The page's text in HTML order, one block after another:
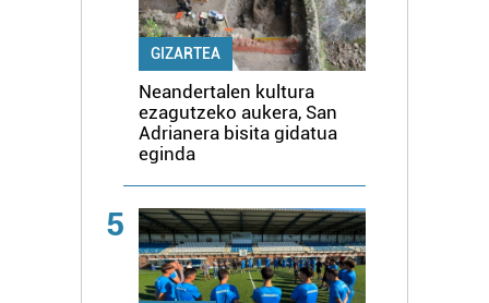
GIZARTEA
Neandertalen kultura
ezagutzeko aukera, San
Adrianera bisita gidatua
eginda
5